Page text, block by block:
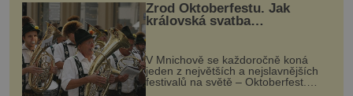
Zrod Oktoberfestu. Jak
královská svatba
odstartovala největší pivní
festival světa
V Mnichově se každoročně koná
jeden z největších a nejslavnějších
festivalů na světě – Oktoberfest.